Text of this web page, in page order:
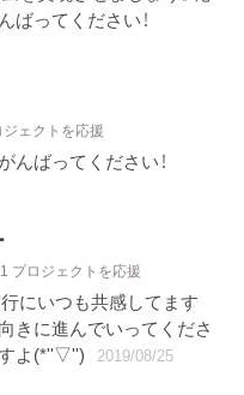
ばってください！
ェクトを応援
んばってください！
1 プロジェクトを応援
にいつも共感してます
きに進んでいってくださ
よ(*''▽'')
2019/08/25